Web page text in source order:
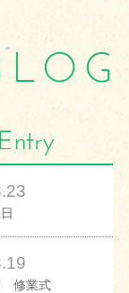
修業式